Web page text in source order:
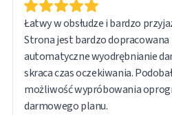
Łatwy w obsłudze i bardzo
Strona jest bardzo
automatyczne wyodrębnianie
skraca czas oczekiwania.
możliwość wypróbowania
darmowego planu.